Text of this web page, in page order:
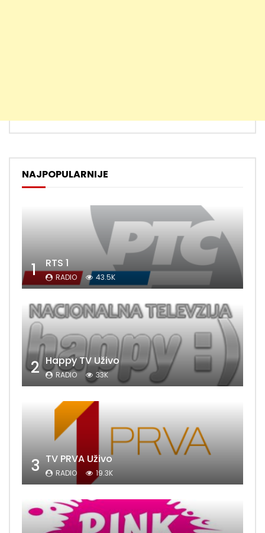
NAJPOPULARNIJE
1 RTS 1
RADIO 43.5K
2 Happy TV Uživo
RADIO 33K
3 TV PRVA Uživo
RADIO 19.3K